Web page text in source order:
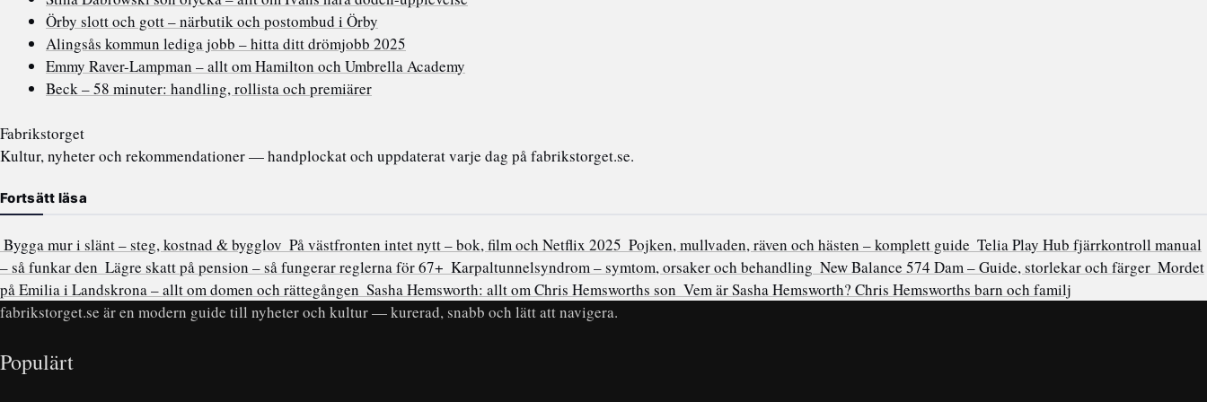
Örby slott och gott – närbutik och postombud i Örby
Alingsås kommun lediga jobb – hitta ditt drömjobb 2025
Emmy Raver-Lampman – allt om Hamilton och Umbrella Academy
Beck – 58 minuter: handling, rollista och premiärer
Fabrikstorget
Kultur, nyheter och rekommendationer — handplockat och uppdaterat varje dag på fabrikstorget.se.
Fortsätt läsa
Bygga mur i slänt – steg, kostnad & bygglov På västfronten intet nytt – bok, film och Netflix 2025 Pojken, mullvaden, räven och hästen – komplett guide Telia Play Hub fjärrkontroll manual
– så funkar den Lägre skatt på pension – så fungerar reglerna för 67+ Karpaltunnelsyndrom – symtom, orsaker och behandling New Balance 574 Dam – Guide, storlekar och färger Mordet
på Emilia i Landskrona – allt om domen och rättegången Sasha Hemsworth: allt om Chris Hemsworths son Vem är Sasha Hemsworth? Chris Hemsworths barn och familj
fabrikstorget.se är en modern guide till nyheter och kultur — kurerad, snabb och lätt att navigera.
Populärt